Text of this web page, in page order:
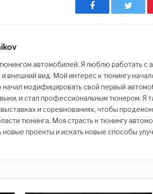
Facebook Twitter
автомобилей. Я люблю работать с
и внешний вид. Мой интерес к тюнингу
начал модифицировать свой первый
и стал профессиональным тюнером. Я
и соревнованиях, чтобы
тюнинга. Моя страсть к тюнингу
новые проекты и искать новые способы